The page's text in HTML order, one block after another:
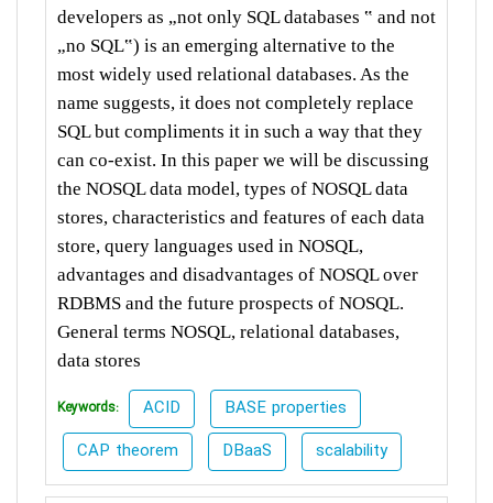
developers as „not only SQL databases ‟ and not
„no SQL‟) is an emerging alternative to the
most widely used relational databases. As the
name suggests, it does not completely replace
SQL but compliments it in such a way that they
can co-exist. In this paper we will be discussing
the NOSQL data model, types of NOSQL data
stores, characteristics and features of each data
store, query languages used in NOSQL,
advantages and disadvantages of NOSQL over
RDBMS and the future prospects of NOSQL.
General terms NOSQL, relational databases,
data stores
Keywords: ACID
BASE properties
CAP theorem
DBaaS scalability